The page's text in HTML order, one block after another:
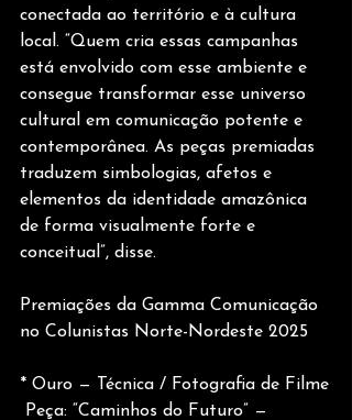
conectada ao território e à cultura
local. “Quem cria essas campanhas
está envolvido com esse ambiente e
consegue transformar esse universo
cultural em comunicação potente e
contemporânea. As peças premiadas
traduzem simbologias, afetos e
elementos da identidade amazônica
de forma visualmente forte e
conceitual”, disse.
Premiações da Gamma Comunicação
no Colunistas Norte-Nordeste 2025
* Ouro — Técnica / Fotografia de Filme